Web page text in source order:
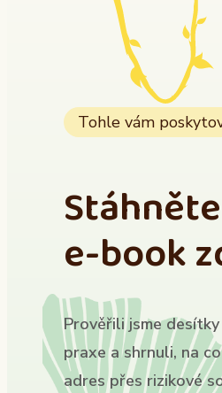
Tohle vám
e-book
Prověřili jsme
praxe a shrnuli, na
adres přes rizikové